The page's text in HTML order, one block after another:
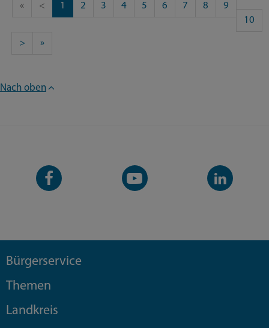
« < 1 2 3 4 5 6 7 8
9
10
> »
Nach oben
Facebook-
Seite
YouTube-
Kanal
LinkedIn-
Kanal
Bürgerservice
Themen
Landkreis